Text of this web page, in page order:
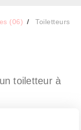
(06)
Toiletteurs
toiletteur à